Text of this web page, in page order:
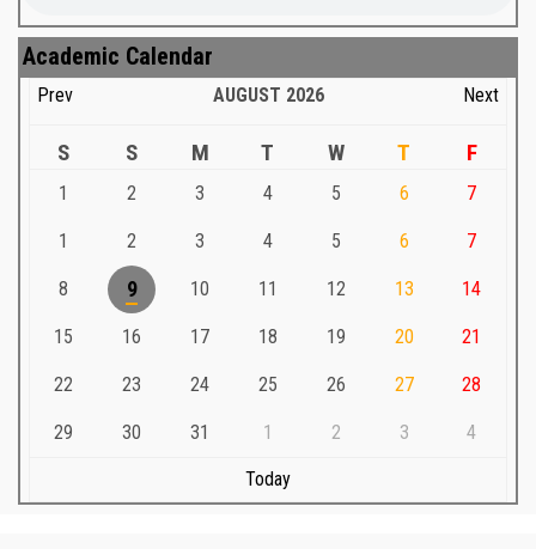
Academic Calendar
Prev AUGUST 2026 Next
S S M T W T F
1 2 3 4 5 6 7
1 2 3 4 5 6 7
8 9 10 11 12 13 14
15 16 17 18 19 20 21
22 23 24 25 26 27 28
29 30 31 1 2 3 4
Today